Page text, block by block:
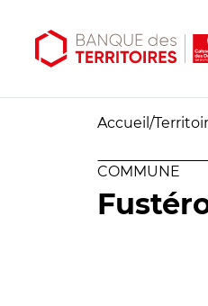
Accueil /
COMMUNE